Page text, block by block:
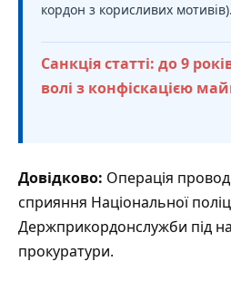
кордон з корисливих мотивів).
Санкція статті: до 9
волі з конфіскацією
Довідково: Операція
сприяння Національної
Держприкордонслужби під
прокуратури.